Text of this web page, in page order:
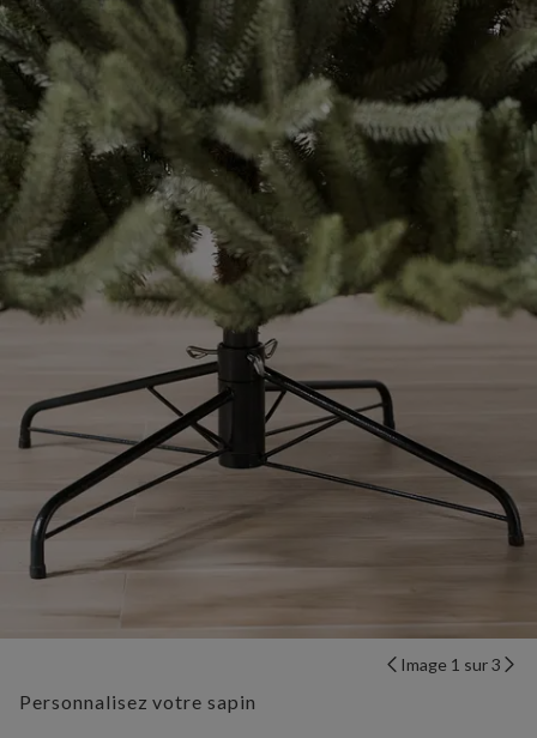
Image 1 sur 3
Personnalisez votre sapin